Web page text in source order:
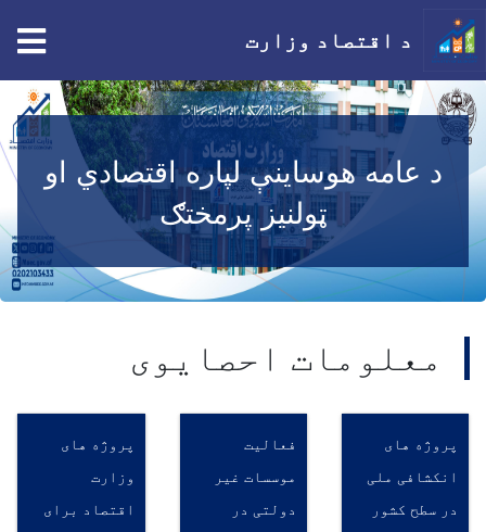
اصلي
منځپانګه
دانګل
د اقتصاد وزارت
د عامه هوساینې لپاره اقتصادي او
ټولنیز پرمختګ
معلومات احصایوی
پروژه های
انکشافی ملی
در سطح کشور
فعالیت
موسسات غیر
دولتی در
پروژه های
وزارت
اقتصاد برای